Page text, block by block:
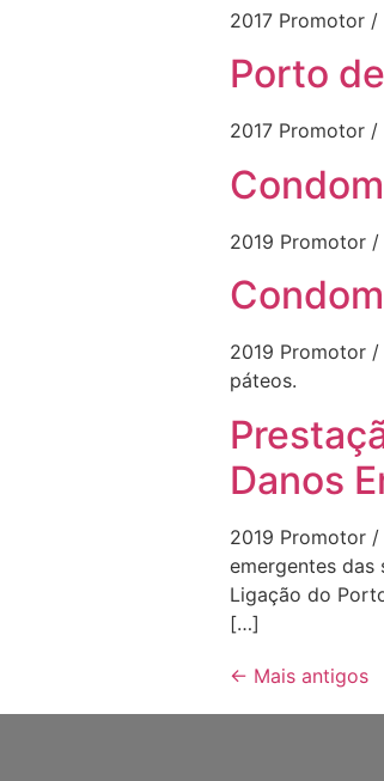
2017 Promotor /
Porto
2017 Promotor
2019 Promotor
2019 Promotor
páteos.
Danos
2019 Promotor /
emergentes das
Ligação do
[…]
← Mais antigos